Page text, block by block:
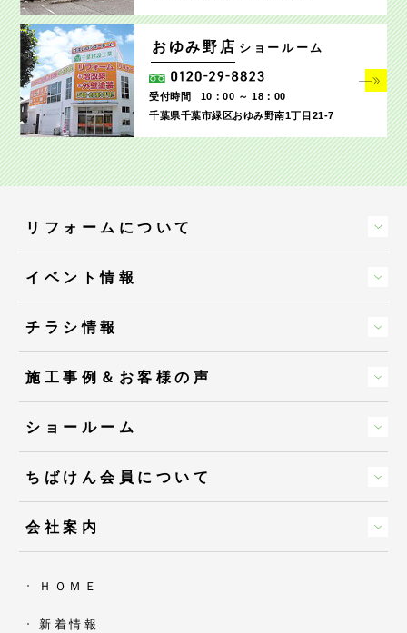
おゆみ野店 ショールーム
受付時間
10：00 ～ 18：00
千葉県千葉市緑区おゆみ野南1丁目21-7
リフォームについて
イベント情報
チラシ情報
施工事例＆お客様の声
ショールーム
ちばけん会員について
会社案内
ＨＯＭＥ
新着情報